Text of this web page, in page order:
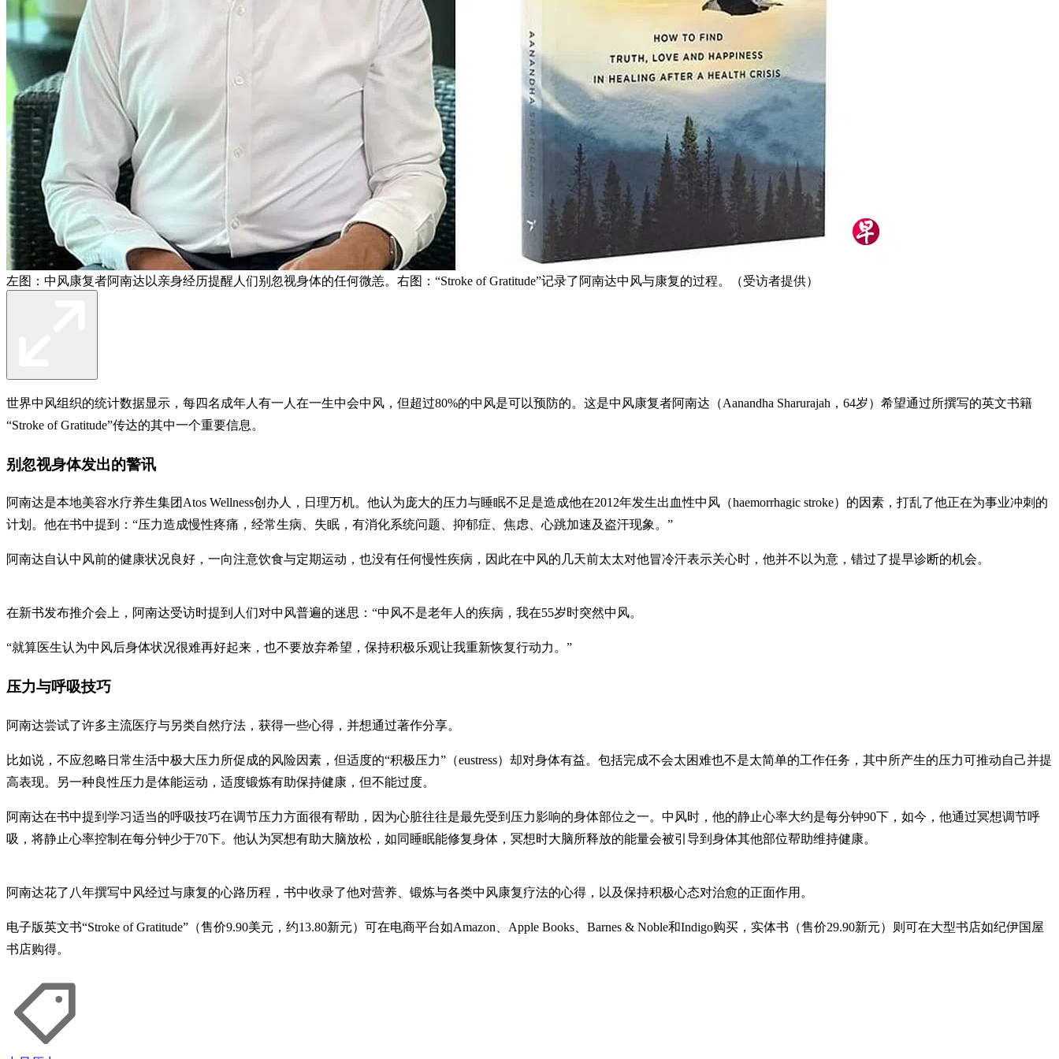
左图：中风康复者阿南达以亲身经历提醒人们别忽视身体的任何微恙。右图：“Stroke of Gratitude”记录了阿南达中风与康复的过程。（受访者提供）
世界中风组织的统计数据显示，每四名成年人有一人在一生中会中风，但超过80%的中风是可以预防的。这是中风康复者阿南达（Aanandha Sharurajah，64岁）希望通过所撰写的英文书籍
“Stroke of Gratitude”传达的其中一个重要信息。
别忽视身体发出的警讯
阿南达是本地美容水疗养生集团Atos Wellness创办人，日理万机。他认为庞大的压力与睡眠不足是造成他在2012年发生出血性中风（haemorrhagic stroke）的因素，打乱了他正在为事业冲刺的
计划。他在书中提到：“压力造成慢性疼痛，经常生病、失眠，有消化系统问题、抑郁症、焦虑、心跳加速及盗汗现象。”
阿南达自认中风前的健康状况良好，一向注意饮食与定期运动，也没有任何慢性疾病，因此在中风的几天前太太对他冒冷汗表示关心时，他并不以为意，错过了提早诊断的机会。
在新书发布推介会上，阿南达受访时提到人们对中风普遍的迷思：“中风不是老年人的疾病，我在55岁时突然中风。
“就算医生认为中风后身体状况很难再好起来，也不要放弃希望，保持积极乐观让我重新恢复行动力。”
压力与呼吸技巧
阿南达尝试了许多主流医疗与另类自然疗法，获得一些心得，并想通过著作分享。
比如说，不应忽略日常生活中极大压力所促成的风险因素，但适度的“积极压力”（eustress）却对身体有益。包括完成不会太困难也不是太简单的工作任务，其中所产生的压力可推动自己并提
高表现。另一种良性压力是体能运动，适度锻炼有助保持健康，但不能过度。
阿南达在书中提到学习适当的呼吸技巧在调节压力方面很有帮助，因为心脏往往是最先受到压力影响的身体部位之一。中风时，他的静止心率大约是每分钟90下，如今，他通过冥想调节呼
吸，将静止心率控制在每分钟少于70下。他认为冥想有助大脑放松，如同睡眠能修复身体，冥想时大脑所释放的能量会被引导到身体其他部位帮助维持健康。
阿南达花了八年撰写中风经过与康复的心路历程，书中收录了他对营养、锻炼与各类中风康复疗法的心得，以及保持积极心态对治愈的正面作用。
电子版英文书“Stroke of Gratitude”（售价9.90美元，约13.80新元）可在电商平台如Amazon、Apple Books、Barnes & Noble和Indigo购买，实体书（售价29.90新元）则可在大型书店如纪伊国屋
书店购得。